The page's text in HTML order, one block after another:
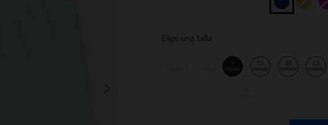
Elige una talla
9
meses
12
meses
18
meses
23
meses